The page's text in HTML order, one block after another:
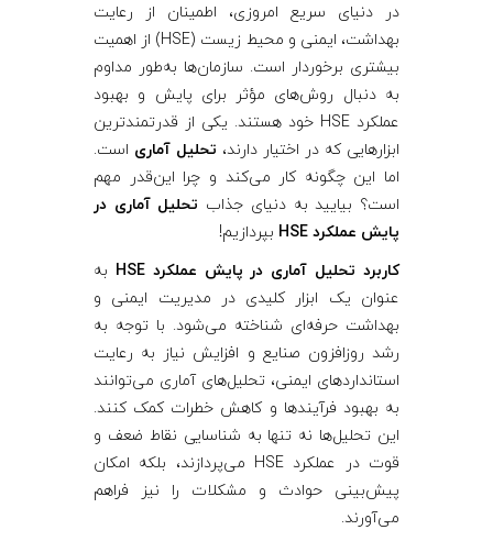
ی
در دنیای سریع امروزی، اطمینان از رعایت
بهداشت، ایمنی و محیط زیست (HSE) از اهمیت
بیشتری برخوردار است. سازمان‌ها به‌طور مداوم
به دنبال روش‌های مؤثر برای پایش و بهبود
عملکرد HSE خود هستند. یکی از قدرتمندترین
ابزارهایی که در اختیار دارند، تحلیل آماری است.
اما این چگونه کار می‌کند و چرا این‌قدر مهم
است؟ بیایید به دنیای جذاب تحلیل آماری در
پایش عملکرد HSE
بپردازیم!
کاربرد تحلیل آماری در پایش عملکرد HSE
به
عنوان یک ابزار کلیدی در مدیریت ایمنی و
بهداشت حرفه‌ای شناخته می‌شود. با توجه به
رشد روزافزون صنایع و افزایش نیاز به رعایت
استانداردهای ایمنی، تحلیل‌های آماری می‌توانند
به بهبود فرآیندها و کاهش خطرات کمک کنند.
این تحلیل‌ها نه تنها به شناسایی نقاط ضعف و
قوت در عملکرد HSE می‌پردازند، بلکه امکان
پیش‌بینی حوادث و مشکلات را نیز فراهم
می‌آورند.